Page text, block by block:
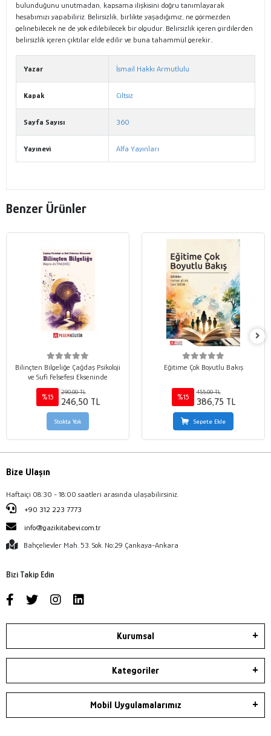
bulunduğunu unutmadan, kapsama ilişkisini doğru tanımlayarak
hesabımızı yapabiliriz. Belirsizlik, birlikte yaşadığımız, ne görmezden
gelinebilecek ne de yok edilebilecek bir olgudur. Belirsizlik içeren girdilerden
belirsizlik içeren çıktılar elde edilir ve buna tahammül gerekir..
Yazar İsmail Hakkı Armutlulu
Kapak Ciltsiz
Sayfa Sayısı 360
Yayınevi Alfa Yayınları
Benzer Ürünler
Bilinçten Bilgeliğe Çağdaş Psikoloji
ve Sufi Felsefesi Ekseninde
%15
290,00 TL
246,50 TL
Stokta Yok
Eğitime Çok Boyutlu Bakış
%15
455,00 TL
386,75 TL
Sepete Ekle
Bize Ulaşın
Haftaiçi 08:30 - 18:00 saatleri arasında ulaşabilirsiniz.
+90 312 223 7773
info@gazikitabevi.com.tr
Bahçelievler Mah. 53. Sok. No:29 Çankaya-Ankara
Bizi Takip Edin
Kurumsal
Kategoriler
Mobil Uygulamalarımız